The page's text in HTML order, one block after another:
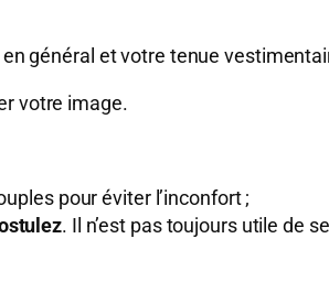
général et votre tenue
votre image.
pour éviter l’inconfort ;
. Il n’est pas toujours utile de